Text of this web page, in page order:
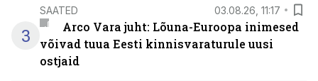
3
SAATED 03.08.26, 11:17
Arco Vara juht: Lõuna-Euroopa inimesed
võivad tuua Eesti kinnisvaraturule uusi
ostjaid